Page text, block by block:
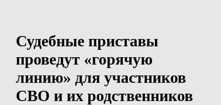
Судебные приставы
проведут «горячую
линию» для участников
СВО и их родственников